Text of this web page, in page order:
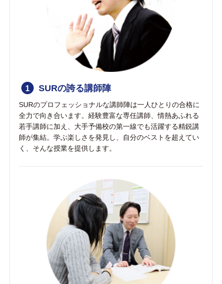
1 SURの誇る講師陣
SURのプロフェッショナルな講師陣は一人ひとりの合格に
全力で向き合います。経験豊富な専任講師、情熱あふれる
若手講師に加え、大手予備校の第一線でも活躍する精鋭講
師が集結。学ぶ楽しさを発見し、自分のベストを超えてい
く、そんな授業を提供します。